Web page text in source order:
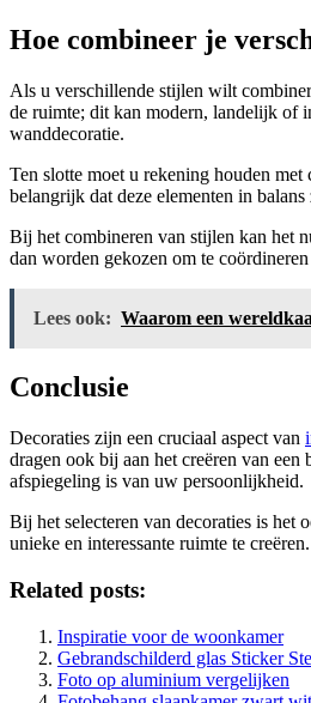
Hoe combineer je
Als u verschillende stijlen wilt
de ruimte; dit kan modern, landelijk of
wanddecoratie.
Ten slotte moet u rekening houden
belangrijk dat deze elementen in
Bij het combineren van stijlen kan het
dan worden gekozen om te
Lees ook: Waarom een
Conclusie
Decoraties zijn een cruciaal aspect van
dragen ook bij aan het creëren van
afspiegeling is van uw persoonlijkheid.
Bij het selecteren van decoraties is het
unieke en interessante ruimte te
Related posts:
Inspiratie voor de woonkamer
Gebrandschilderd glas Sticker
Foto op aluminium vergelijken